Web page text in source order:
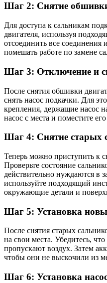
Шаг 2: Снятие
Для доступа к сальникам
двигателя, используя
отсоединить все соединения
помешать работе по замене
Шаг 3: Отключение и
После снятия обшивки
снять насос подкачки. Для
крепления, держащие насос
насос с места и поместите
Шаг 4: Снятие старых
Теперь можно приступить к
Проверьте состояние
действительно нуждаются в
используйте подходящий
окружающие детали и
Шаг 5: Установка
После снятия старых
на свои места. Убедитесь,
пропускают воздух. Затем
чтобы они не выскочили из
Шаг 6: Установка